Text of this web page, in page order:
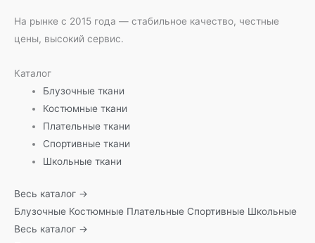
На рынке с 2015 года — стабильное качество, честные
цены, высокий сервис.
Каталог
Блузочные ткани
Костюмные ткани
Плательные ткани
Спортивные ткани
Школьные ткани
Весь каталог →
Блузочные Костюмные Плательные Спортивные Школьные
Весь каталог →